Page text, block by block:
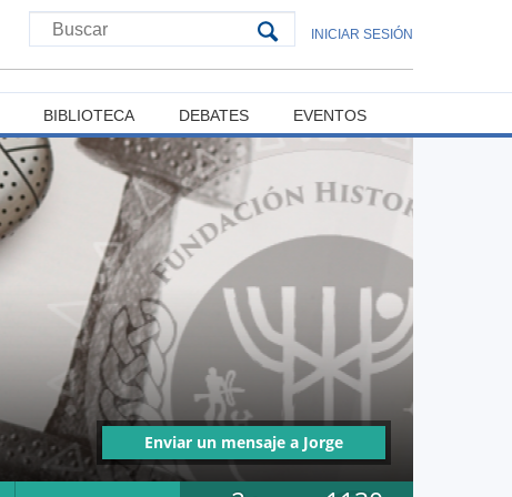
INICIAR SESIÓN
Enviar un mensaje a Jorge
Adrián Pérez Fuentes
BIBLIOTECA DEBATES EVENTOS